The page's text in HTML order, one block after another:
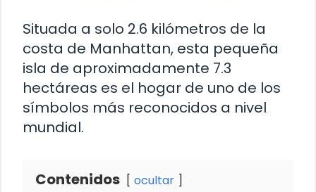
Situada a solo 2.6 kilómetros de la
costa de Manhattan, esta pequeña
isla de aproximadamente 7.3
hectáreas es el hogar de uno de los
símbolos más reconocidos a nivel
mundial.
Contenidos ocultar